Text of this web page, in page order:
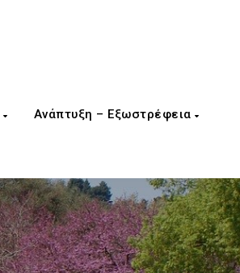
Ανάπτυξη – Εξωστρέφεια